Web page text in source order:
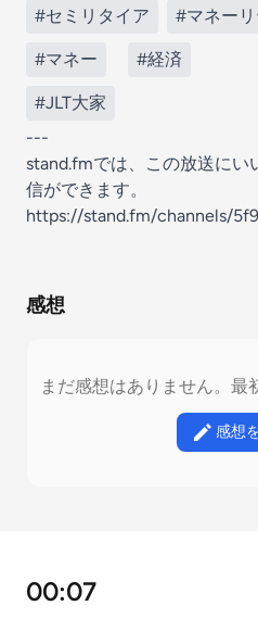
#セミリタイア #マネー
#マネー #経済
#JLT大家
---
stand.fmでは、この放送にい
信ができます。
https://stand.fm/channels/
感想
まだ感想はありません。最
感想
00:07